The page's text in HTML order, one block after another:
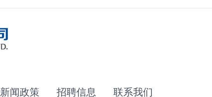
新闻政策 招聘信息 联系我们